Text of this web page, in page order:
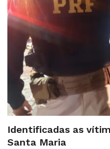
Identificadas as
Santa Maria